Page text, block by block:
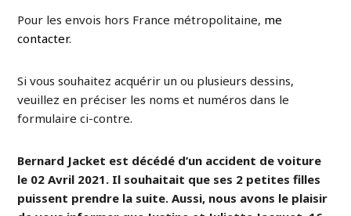
Pour les envois hors France métropolitaine, me
contacter.
Si vous souhaitez acquérir un ou plusieurs dessins,
veuillez en préciser les noms et numéros dans le
formulaire ci-contre.
Bernard Jacket est décédé d’un accident de voiture
le 02 Avril 2021. Il souhaitait que ses 2 petites filles
puissent prendre la suite. Aussi, nous avons le plaisir